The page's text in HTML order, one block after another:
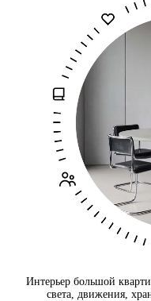
Интерьер большой
света, движения,